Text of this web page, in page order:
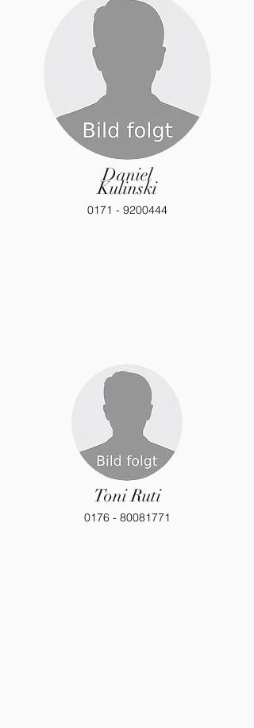
Daniel
Kulinski
0171 - 9200444
Toni Ruti
0176 - 80081771